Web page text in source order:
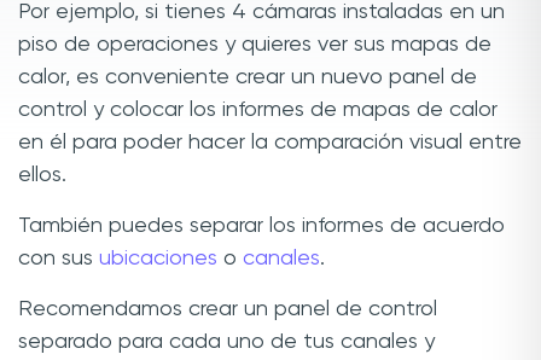
Por ejemplo, si tienes 4 cámaras instaladas en un
piso de operaciones y quieres ver sus mapas de
calor, es conveniente crear un nuevo panel de
control y colocar los informes de mapas de calor
en él para poder hacer la comparación visual entre
ellos.
También puedes separar los informes de acuerdo
con sus ubicaciones o canales.
Recomendamos crear un panel de control
separado para cada uno de tus canales y